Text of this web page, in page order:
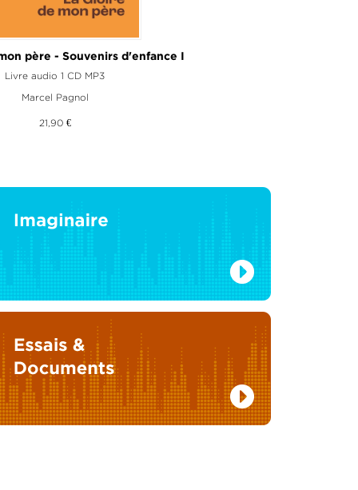
et ses deux maris
audio 3 CD MP3
Jorge Amado
30,90 €
père - Souvenirs d'enfance I
Livre audio 1 CD MP3
Marcel Pagnol
21,90 €